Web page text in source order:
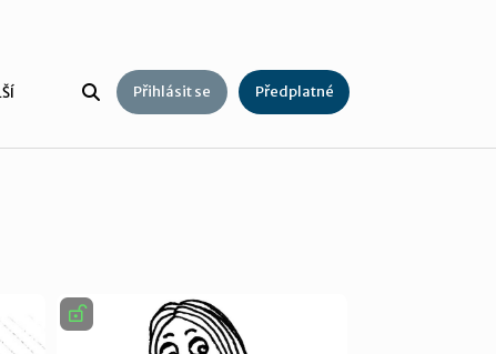
Přihlásit se Předplatné